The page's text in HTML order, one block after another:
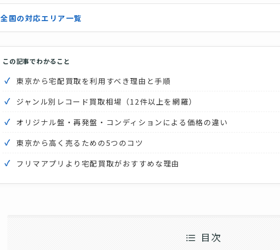
全国の対応エリア一覧
この記事でわかること
東京から宅配買取を利用すべき理由と手順
ジャンル別レコード買取相場（12件以上を網羅）
オリジナル盤・再発盤・コンディションによる価格の違い
東京から高く売るための5つのコツ
フリマアプリより宅配買取がおすすめな理由
目次